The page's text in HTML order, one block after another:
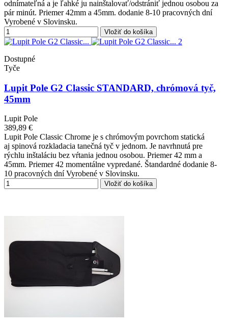
odnímateľná a je ľahké ju nainštalovať/odstrániť jednou osobou za
pár minút. Priemer 42mm a 45mm. dodanie 8-10 pracovných dní
Vyrobené v Slovinsku.
Vložiť do košíka
Dostupné
Tyče
Lupit Pole G2 Classic STANDARD, chrómová tyč,
45mm
Lupit Pole
389,89 €
Lupit Pole Classic Chrome je s chrómovým povrchom statická
aj spinová rozkladacia tanečná tyč v jednom. Je navrhnutá pre
rýchlu inštaláciu bez vŕtania jednou osobou. Priemer 42 mm a
45mm. Priemer 42 momentálne vypredané. Štandardné dodanie 8-
10 pracovných dní Vyrobené v Slovinsku.
Vložiť do košíka